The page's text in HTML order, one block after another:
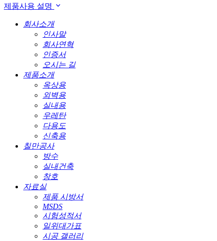
제품사용 설명
회사소개
인사말
회사연혁
인증서
오시는 길
제품소개
옥상용
외벽용
실내용
우레탄
다용도
신축용
칠만공사
방수
실내건축
창호
자료실
제품 시방서
MSDS
시험성적서
일위대가표
시공 갤러리